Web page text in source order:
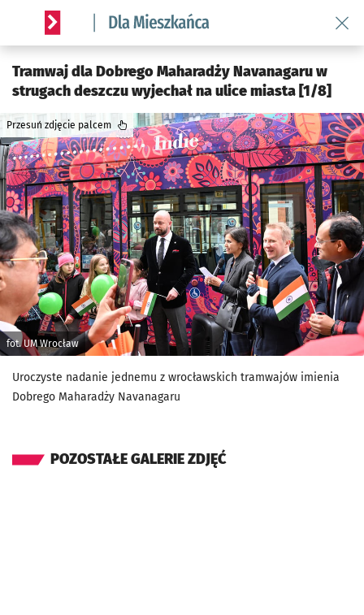
Serwis informacyjny wroclaw.pl podserwis: Dla mieszkańca
Tramwaj dla Dobrego Maharadży Navanagaru w
strugach deszczu wyjechał na ulice miasta [1/8]
fot. UM Wrocław
Przesuń zdjęcie palcem
Uroczyste nadanie jednemu z wrocławskich tramwajów imienia
Dobrego Maharadży Navanagaru
POZOSTAŁE GALERIE ZDJĘĆ